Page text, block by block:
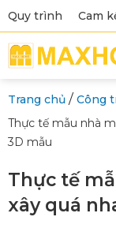
Quy trình Cam
Trang chủ / Công
Thực tế mẫu nhà
3D mẫu
Thực tế
xây quá